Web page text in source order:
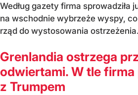
Według gazety firma sprowadziła
na wschodnie wybrzeże wyspy, co
rząd do wystosowania ostrzeżenia.
Grenlandia ostrzega
odwiertami. W tle firma
z Trumpem